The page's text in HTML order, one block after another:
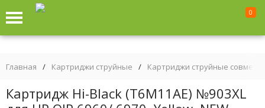
0
Главная / Картриджи струйные / Картриджи струйные
Картридж Hi-Black (T6M11AE) №903XL